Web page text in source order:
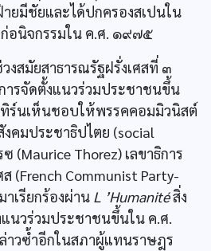
ยมีชัยและได้ปกครองสเปนใน
อนิจกรรมใน ค.ศ. ๑๙๗๕
งสมัยสาธารณรัฐฝรั่งเศสที่ ๓
รจัดตั้งแนวร่วมประชาชนขึ้น
ทิร์นเห็นชอบให้พรรคคอมมิวนิสต์
คมประชาธิปไตย (social
(Maurice Thorez) เลขาธิการ
(French Communist Party-
เรียกร้องผ่าน L ’Humanitéสิ่ง
นวร่วมประชาชนขึ้นใน ค.ศ.
วซํ้าอีกในสภาผู้แทนราษฎร